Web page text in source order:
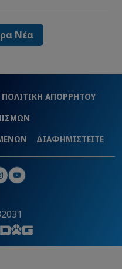
Νέα
ΠΟΛΙΤΙΚΗ ΑΠΟΡΡΗΤΟΥ
ΔΙΑΦΗΜΙΣΤΕΙΤΕ